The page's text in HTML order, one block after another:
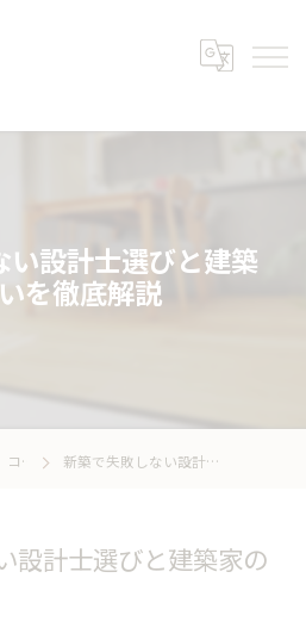
設計士選びと建築
を徹底解説
コラム 新築で失敗しない設計士選びと建築家の違いを徹底解説
設計士選びと建築家の